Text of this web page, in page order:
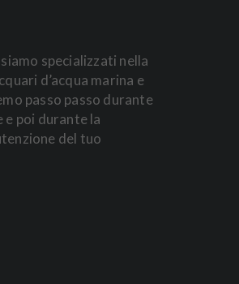
specializzati nella
d’acqua marina e
passo passo durante
poi durante la
del tuo